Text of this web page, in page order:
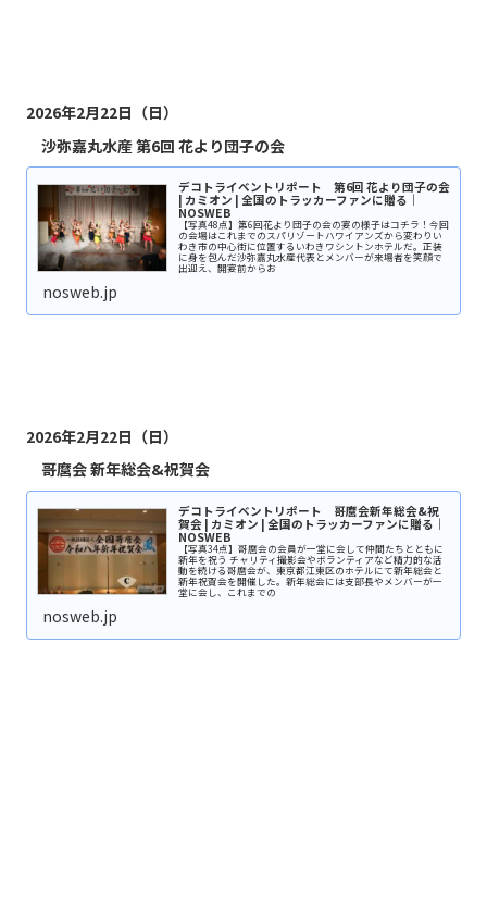
2026年2月22日（日）
沙弥嘉丸水産 第6回 花より団子の会
デコトライベントリポート 第6回 花より団子の会
| カミオン | 全国のトラッカーファンに贈る｜
NOSWEB
【写真48点】第6回花より団子の会の宴の様子はコチラ！今回
の会場はこれまでのスパリゾートハワイアンズから変わりい
わき市の中心街に位置するいわきワシントンホテルだ。正装
に身を包んだ沙弥嘉丸水産代表とメンバーが来場者を笑顔で
出迎え、開宴前からお
nosweb.jp
2026年2月22日（日）
哥麿会 新年総会&祝賀会
デコトライベントリポート 哥麿会新年総会&祝
賀会 | カミオン | 全国のトラッカーファンに贈る｜
NOSWEB
【写真34点】哥麿会の会員が一堂に会して仲間たちとともに
新年を祝う チャリティ撮影会やボランティアなど精力的な活
動を続ける哥麿会が、東京都江東区のホテルにて新年総会と
新年祝賀会を開催した。新年総会には支部長やメンバーが一
堂に会し、これまでの
nosweb.jp